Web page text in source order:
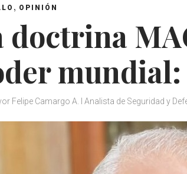
, OPINIÓN
doctrina
mundial:
Felipe Camargo A. I Analista de Seguridad y